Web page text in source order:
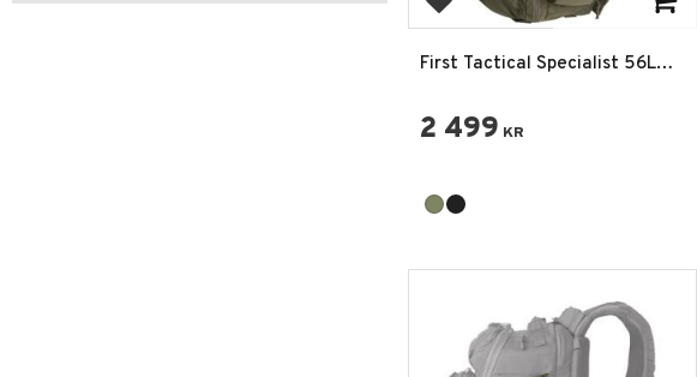
Lägg till i favoriter
First Tactical Specialist 56L
2 499 KR